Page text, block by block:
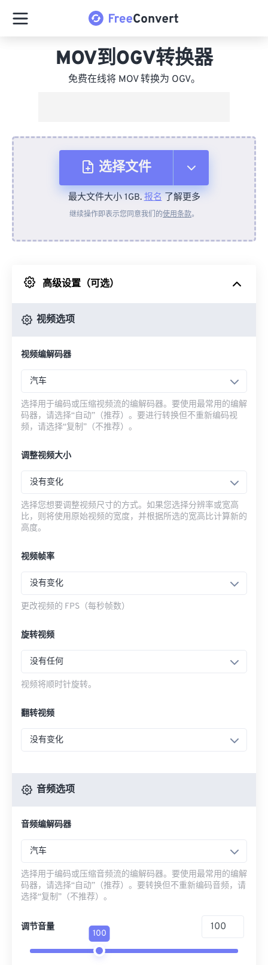
MOV到OGV转换器
免费在线将 MOV 转换为 OGV。
选择文件
从设备
来自 Google Drive
最大文件大小 1GB.报名了解更多
继续操作即表示您同意我们的使用条款。
高级设置（可选）
视频选项
视频编解码器
汽车
选择用于编码或压缩视频流的编解码器。要使用最常用的编解
码器，请选择“自动”（推荐）。要进行转换但不重新编码视
频，请选择“复制”（不推荐）。
调整视频大小
没有变化
选择您想要调整视频尺寸的方式。如果您选择分辨率或宽高
比，则将使用原始视频的宽度，并根据所选的宽高比计算新的
高度。
视频帧率
没有变化
更改视频的 FPS（每秒帧数）
旋转视频
没有任何
视频将顺时针旋转。
翻转视频
没有变化
音频选项
音频编解码器
汽车
选择用于编码或压缩音频流的编解码器。要使用最常用的编解
码器，请选择“自动”（推荐）。要转换但不重新编码音频，请
选择“复制”（不推荐）。
调节音量
100